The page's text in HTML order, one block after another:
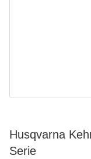
Husqvarna
Serie